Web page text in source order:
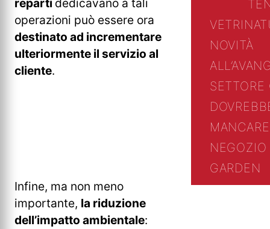
reparti dedicavano a tali
operazioni può essere ora
destinato ad incrementare
ulteriormente il servizio al
cliente.
Infine, ma non meno
importante, la riduzione
dell’impatto ambientale:
VETRINA
NOVITÀ
GARDEN